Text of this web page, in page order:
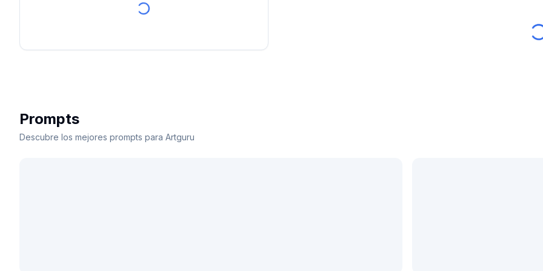
Prompts
Descubre los mejores prompts para Artguru